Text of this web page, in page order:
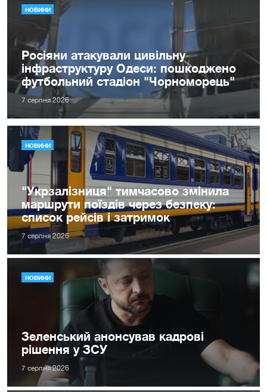
НОВИНИ
Росіяни атакували цивільну
інфраструктуру Одеси: пошкоджено
футбольний стадіон "Чорноморець"
7 серпня 2026
НОВИНИ
"Укрзалізниця" тимчасово змінила
маршрути поїздів через безпеку:
список рейсів і затримок
7 серпня 2026
НОВИНИ
Зеленський анонсував кадрові
рішення у ЗСУ
7 серпня 2026